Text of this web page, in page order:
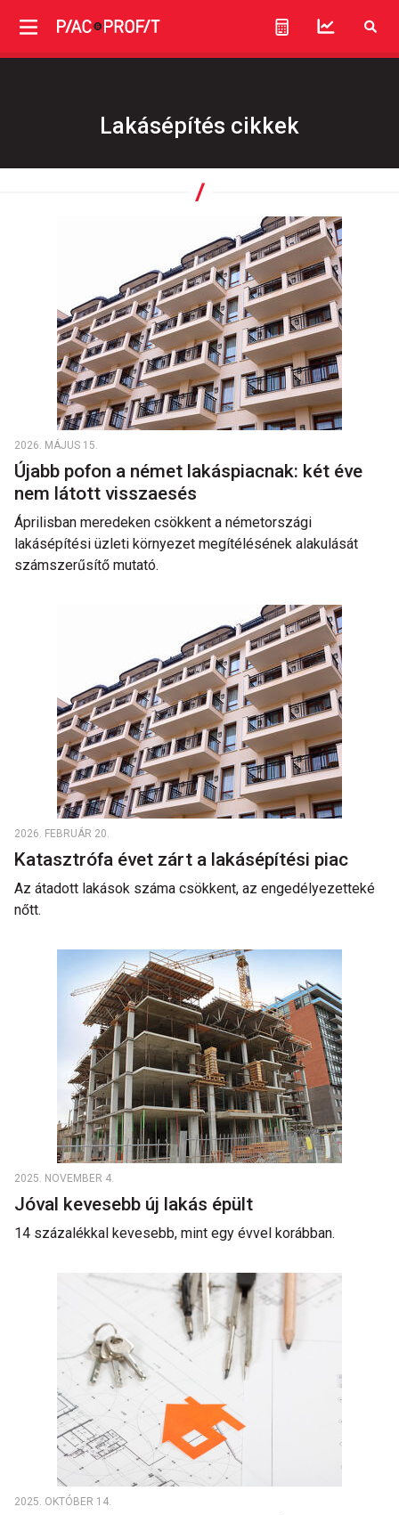
Lakásépítés cikkek
2026. MÁJUS 15.
Újabb pofon a német lakáspiacnak: két éve
nem látott visszaesés
Áprilisban meredeken csökkent a németországi
lakásépítési üzleti környezet megítélésének alakulását
számszerűsítő mutató.
2026. FEBRUÁR 20.
Katasztrófa évet zárt a lakásépítési piac
Az átadott lakások száma csökkent, az engedélyezetteké
nőtt.
2025. NOVEMBER 4.
Jóval kevesebb új lakás épült
14 százalékkal kevesebb, mint egy évvel korábban.
2025. OKTÓBER 14.